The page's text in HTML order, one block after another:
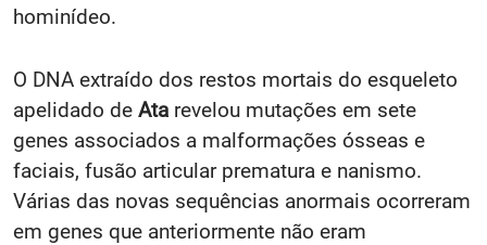
hominídeo.
O DNA extraído dos restos mortais do esqueleto
apelidado de Ata revelou mutações em sete
genes associados a malformações ósseas e
faciais, fusão articular prematura e nanismo.
Várias das novas sequências anormais ocorreram
em genes que anteriormente não eram